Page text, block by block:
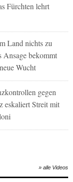
Fürchten lehrt
Land nichts zu
Ansage bekommt
Wucht
gegen
eskaliert Streit mit
» alle Videos